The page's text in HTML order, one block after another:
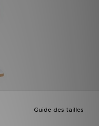
Guide des tailles